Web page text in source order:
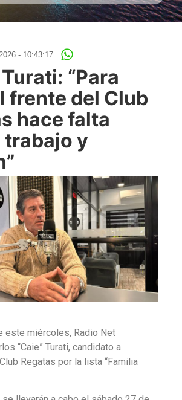
- 10:43:17
“Para
frente del Club
hace falta
trabajo y
este miércoles, Radio Net
“Caie” Turati, candidato a
Regatas por la lista “Familia